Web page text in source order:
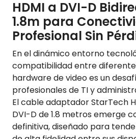
HDMI a DVI-D
1.8m para
Profesional Sin
En el dinámico entorno
compatibilidad entre
hardware de video es un
profesionales de TI y
El cable adaptador StarTech
DVI-D de 1.8 metros emerge
definitiva, diseñado para